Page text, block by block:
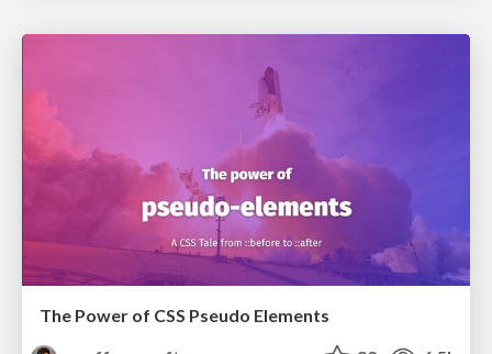
The Power of CSS Pseudo Elements